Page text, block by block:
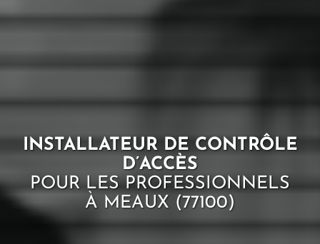
INSTALLATEUR DE CONTRÔLE
D’ACCÈS
POUR LES PROFESSIONNELS
À MEAUX (77100)